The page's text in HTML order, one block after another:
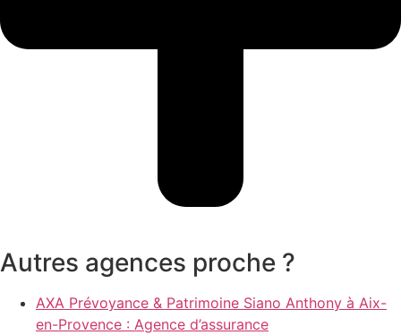
Autres agences proche ?
AXA Prévoyance & Patrimoine Siano Anthony à Aix-
en-Provence : Agence d’assurance